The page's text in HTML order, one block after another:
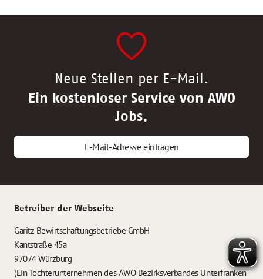
Neue Stellen per E-Mail.
Ein kostenloser Service von AWO
Jobs.
E-Mail-Adresse eintragen
Betreiber der Webseite
Garitz Bewirtschaftungsbetriebe GmbH
Kantstraße 45a
97074 Würzburg
(Ein Tochterunternehmen des AWO Bezirksverbandes Unterfranken